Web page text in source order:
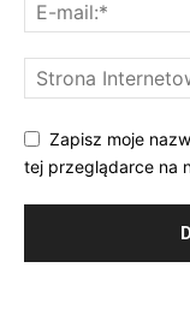
Zapisz moje
tej przeglądarce na